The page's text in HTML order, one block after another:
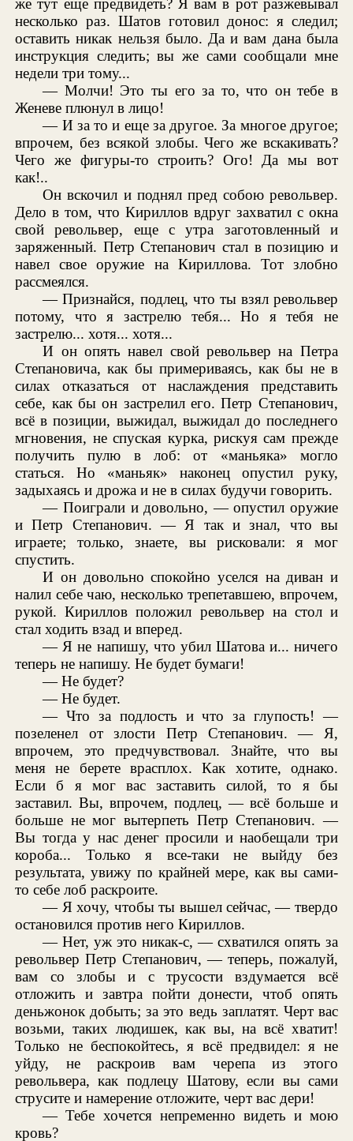
несколько раз. Шатов готовил донос: я следил;
оставить никак нельзя было. Да и вам дана была
инструкция следить; вы же сами сообщали мне
недели три тому...
— Молчи! Это ты его за то, что он тебе в
Женеве плюнул в лицо!
— И за то и еще за другое. За многое другое;
впрочем, без всякой злобы. Чего же вскакивать?
Чего же фигуры-то строить? Ого! Да мы вот
как!..
Он вскочил и поднял пред собою револьвер.
Дело в том, что Кириллов вдруг захватил с окна
свой револьвер, еще с утра заготовленный и
заряженный. Петр Степанович стал в позицию и
навел свое оружие на Кириллова. Тот злобно
рассмеялся.
— Признайся, подлец, что ты взял револьвер
потому, что я застрелю тебя... Но я тебя не
застрелю... хотя... хотя...
И он опять навел свой револьвер на Петра
Степановича, как бы примериваясь, как бы не в
силах отказаться от наслаждения представить
себе, как бы он застрелил его. Петр Степанович,
всё в позиции, выжидал, выжидал до последнего
мгновения, не спуская курка, рискуя сам прежде
получить пулю в лоб: от «маньяка» могло
статься. Но «маньяк» наконец опустил руку,
задыхаясь и дрожа и не в силах будучи говорить.
— Поиграли и довольно, — опустил оружие
и Петр Степанович. — Я так и знал, что вы
играете; только, знаете, вы рисковали: я мог
спустить.
И он довольно спокойно уселся на диван и
налил себе чаю, несколько трепетавшею, впрочем,
рукой. Кириллов положил револьвер на стол и
стал ходить взад и вперед.
— Я не напишу, что убил Шатова и... ничего
теперь не напишу. Не будет бумаги!
— Не будет?
— Не будет.
— Что за подлость и что за глупость! —
позеленел от злости Петр Степанович. — Я,
впрочем, это предчувствовал. Знайте, что вы
меня не берете врасплох. Как хотите, однако.
Если б я мог вас заставить силой, то я бы
заставил. Вы, впрочем, подлец, — всё больше и
больше не мог вытерпеть Петр Степанович. —
Вы тогда у нас денег просили и наобещали три
короба... Только я все-таки не выйду без
результата, увижу по крайней мере, как вы сами-
то себе лоб раскроите.
— Я хочу, чтобы ты вышел сейчас, — твердо
остановился против него Кириллов.
— Нет, уж это никак-с, — схватился опять за
револьвер Петр Степанович, — теперь, пожалуй,
вам со злобы и с трусости вздумается всё
отложить и завтра пойти донести, чтоб опять
деньжонок добыть; за это ведь заплатят. Черт вас
возьми, таких людишек, как вы, на всё хватит!
Только не беспокойтесь, я всё предвидел: я не
уйду, не раскроив вам черепа из этого
револьвера, как подлецу Шатову, если вы сами
струсите и намерение отложите, черт вас дери!
— Тебе хочется непременно видеть и мою
кровь?